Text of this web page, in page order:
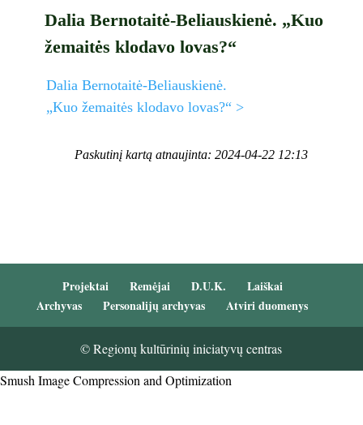
Dalia Bernotaitė-Beliauskienė. „Kuo
žemaitės klodavo lovas?“
Dalia Bernotaitė-Beliauskienė.
„Kuo žemaitės klodavo lovas?“ >
Paskutinį kartą atnaujinta: 2024-04-22 12:13
Projektai Remėjai D.U.K.
Laiškai
Archyvas
Personalijų archyvas Atviri duomenys
© Regionų kultūrinių iniciatyvų centras
Smush Image Compression and Optimization